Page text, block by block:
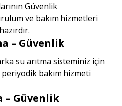
Güvenlik
ve bakım hizmetleri
– Güvenlik
su arıtma sisteminiz için
bakım hizmeti
– Güvenlik